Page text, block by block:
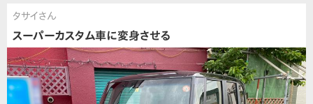
タサイさん
スーパーカスタム車に変身させる